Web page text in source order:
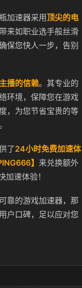
加速器采用顶尖的电
来如职业选手般丝滑
保您快人一步，告别
播的信赖。其专业的
环境，保障您在游戏
，为您节省宝贵的等
了24小时免费加速体
】 来兑换额外
速体验！
靠的游戏加速器，那
户口碑，足以应对您